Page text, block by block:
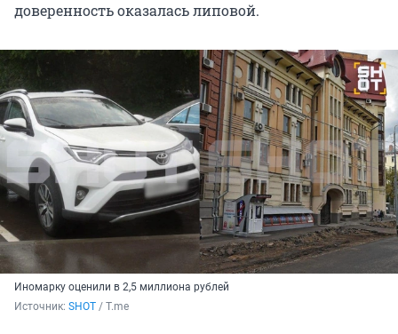
доверенность оказалась липовой.
Иномарку оценили в 2,5 миллиона рублей
Источник: SHOT / T.me